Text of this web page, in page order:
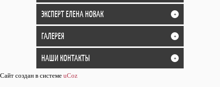
ЭКСПЕРТ ЕЛЕНА НОВАК +
ГАЛЕРЕЯ +
НАШИ КОНТАКТЫ +
Сайт создан в системе uCoz